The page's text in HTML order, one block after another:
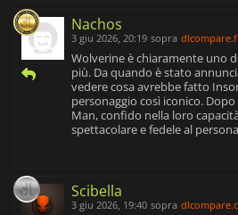
Nachos
3 giu 2026, 20:19 sopra
Wolverine è chiaramente uno
più. Da quando è stato
vedere cosa avrebbe fatto
personaggio così iconico.
Man, confido nella loro
spettacolare e fedele al
Scibella
3 giu 2026, 19:40 sopra